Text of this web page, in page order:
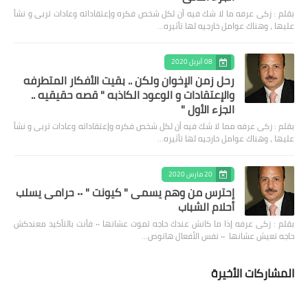
بقلم : زكى عرفه ‎ما لا شك فيه أن لكل شخص فكره وإعتقاداته وعادات تربى و نشأ
عليها ، وهناك عوامل خارجيه لها تأثيره…
08 أبريل 2020
رحل زمن الإخوان ولكن .. بقيت الأفكار المتطرفه
والإعتقادات و الوعود الكاذبه " قصه حقيقيه ..
الجزء الأول "
بقلم : زكى عرفه مما لا شك فيه أن لكل شخص فكره وإعتقاداته وعادات تربى و نشأ
عليها ، وهناك عوامل خارجيه لها تأثيره…
20 مارس 2020
إحترس من وهم يسمى " كيونت " ٠٠ حرامى يسلب
أحلام الشباب
بقلم : زكى عرفه ‎إذا ما كانش عندك حاجه تموت عشانها ٠٠ فأنت بالتأكيد معندكش
حاجه تعيش عشانها ٠٠ نفس الأفعال هاتوص…
المشاركات الأخيرة